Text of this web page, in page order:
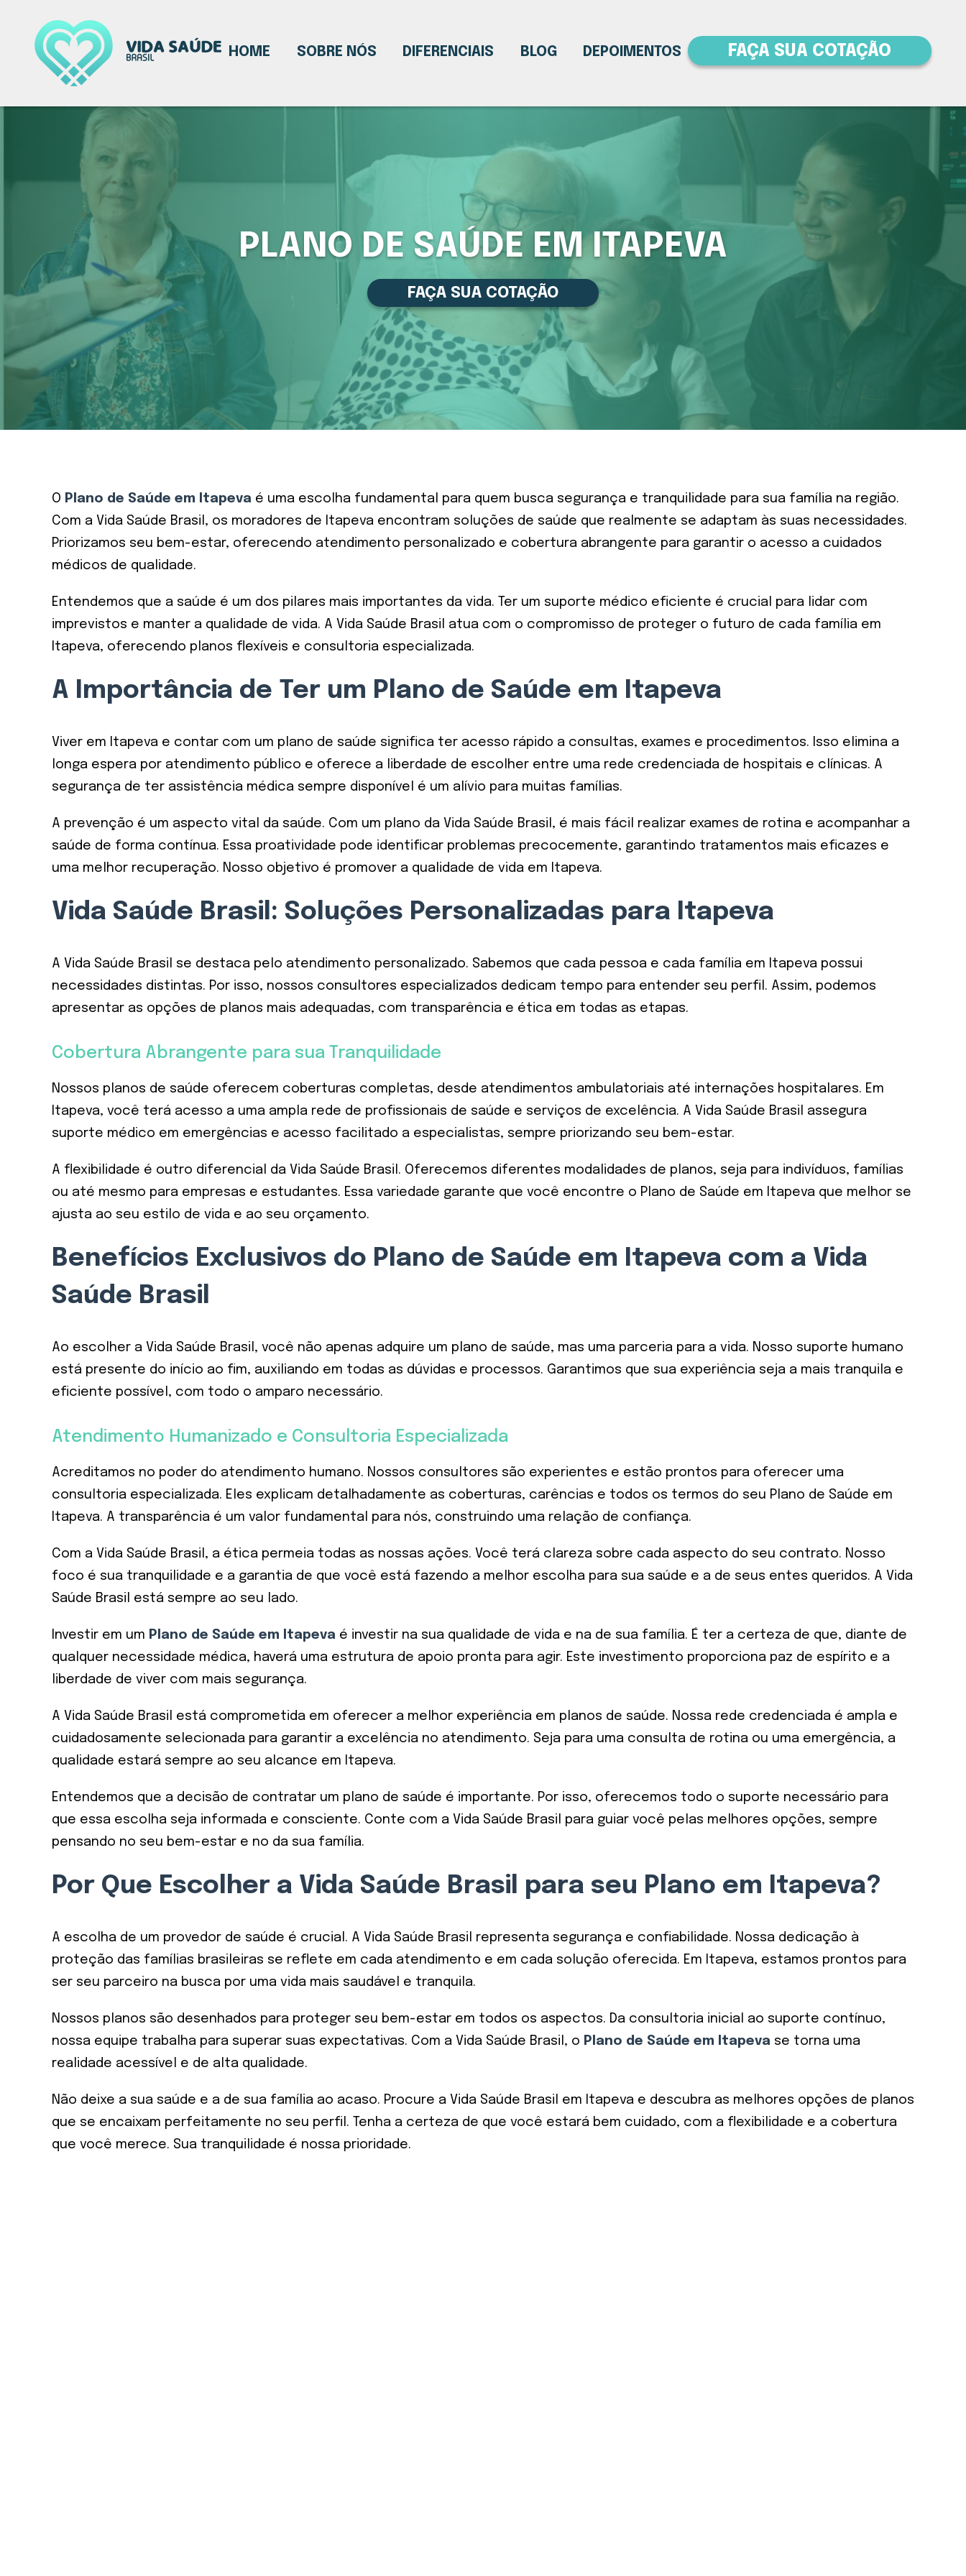
HOME SOBRE NÓS DIFERENCIAIS BLOG DEPOIMENTOS FAÇA SUA COTAÇÃO
PLANO DE SAÚDE EM ITAPEVA
FAÇA SUA COTAÇÃO
O Plano de Saúde em Itapeva é uma escolha fundamental para quem busca segurança e tranquilidade para sua família na região.
Com a Vida Saúde Brasil, os moradores de Itapeva encontram soluções de saúde que realmente se adaptam às suas necessidades.
Priorizamos seu bem-estar, oferecendo atendimento personalizado e cobertura abrangente para garantir o acesso a cuidados
médicos de qualidade.
Entendemos que a saúde é um dos pilares mais importantes da vida. Ter um suporte médico eficiente é crucial para lidar com
imprevistos e manter a qualidade de vida. A Vida Saúde Brasil atua com o compromisso de proteger o futuro de cada família em
Itapeva, oferecendo planos flexíveis e consultoria especializada.
A Importância de Ter um Plano de Saúde em Itapeva
Viver em Itapeva e contar com um plano de saúde significa ter acesso rápido a consultas, exames e procedimentos. Isso elimina a
longa espera por atendimento público e oferece a liberdade de escolher entre uma rede credenciada de hospitais e clínicas. A
segurança de ter assistência médica sempre disponível é um alívio para muitas famílias.
A prevenção é um aspecto vital da saúde. Com um plano da Vida Saúde Brasil, é mais fácil realizar exames de rotina e acompanhar a
saúde de forma contínua. Essa proatividade pode identificar problemas precocemente, garantindo tratamentos mais eficazes e
uma melhor recuperação. Nosso objetivo é promover a qualidade de vida em Itapeva.
Vida Saúde Brasil: Soluções Personalizadas para Itapeva
A Vida Saúde Brasil se destaca pelo atendimento personalizado. Sabemos que cada pessoa e cada família em Itapeva possui
necessidades distintas. Por isso, nossos consultores especializados dedicam tempo para entender seu perfil. Assim, podemos
apresentar as opções de planos mais adequadas, com transparência e ética em todas as etapas.
Cobertura Abrangente para sua Tranquilidade
Nossos planos de saúde oferecem coberturas completas, desde atendimentos ambulatoriais até internações hospitalares. Em
Itapeva, você terá acesso a uma ampla rede de profissionais de saúde e serviços de excelência. A Vida Saúde Brasil assegura
suporte médico em emergências e acesso facilitado a especialistas, sempre priorizando seu bem-estar.
A flexibilidade é outro diferencial da Vida Saúde Brasil. Oferecemos diferentes modalidades de planos, seja para indivíduos, famílias
ou até mesmo para empresas e estudantes. Essa variedade garante que você encontre o Plano de Saúde em Itapeva que melhor se
ajusta ao seu estilo de vida e ao seu orçamento.
Benefícios Exclusivos do Plano de Saúde em Itapeva com a Vida
Saúde Brasil
Ao escolher a Vida Saúde Brasil, você não apenas adquire um plano de saúde, mas uma parceria para a vida. Nosso suporte humano
está presente do início ao fim, auxiliando em todas as dúvidas e processos. Garantimos que sua experiência seja a mais tranquila e
eficiente possível, com todo o amparo necessário.
Atendimento Humanizado e Consultoria Especializada
Acreditamos no poder do atendimento humano. Nossos consultores são experientes e estão prontos para oferecer uma
consultoria especializada. Eles explicam detalhadamente as coberturas, carências e todos os termos do seu Plano de Saúde em
Itapeva. A transparência é um valor fundamental para nós, construindo uma relação de confiança.
Com a Vida Saúde Brasil, a ética permeia todas as nossas ações. Você terá clareza sobre cada aspecto do seu contrato. Nosso
foco é sua tranquilidade e a garantia de que você está fazendo a melhor escolha para sua saúde e a de seus entes queridos. A Vida
Saúde Brasil está sempre ao seu lado.
Investir em um Plano de Saúde em Itapeva é investir na sua qualidade de vida e na de sua família. É ter a certeza de que, diante de
qualquer necessidade médica, haverá uma estrutura de apoio pronta para agir. Este investimento proporciona paz de espírito e a
liberdade de viver com mais segurança.
A Vida Saúde Brasil está comprometida em oferecer a melhor experiência em planos de saúde. Nossa rede credenciada é ampla e
cuidadosamente selecionada para garantir a excelência no atendimento. Seja para uma consulta de rotina ou uma emergência, a
qualidade estará sempre ao seu alcance em Itapeva.
Entendemos que a decisão de contratar um plano de saúde é importante. Por isso, oferecemos todo o suporte necessário para
que essa escolha seja informada e consciente. Conte com a Vida Saúde Brasil para guiar você pelas melhores opções, sempre
pensando no seu bem-estar e no da sua família.
Por Que Escolher a Vida Saúde Brasil para seu Plano em Itapeva?
A escolha de um provedor de saúde é crucial. A Vida Saúde Brasil representa segurança e confiabilidade. Nossa dedicação à
proteção das famílias brasileiras se reflete em cada atendimento e em cada solução oferecida. Em Itapeva, estamos prontos para
ser seu parceiro na busca por uma vida mais saudável e tranquila.
Nossos planos são desenhados para proteger seu bem-estar em todos os aspectos. Da consultoria inicial ao suporte contínuo,
nossa equipe trabalha para superar suas expectativas. Com a Vida Saúde Brasil, o Plano de Saúde em Itapeva se torna uma
realidade acessível e de alta qualidade.
Não deixe a sua saúde e a de sua família ao acaso. Procure a Vida Saúde Brasil em Itapeva e descubra as melhores opções de planos
que se encaixam perfeitamente no seu perfil. Tenha a certeza de que você estará bem cuidado, com a flexibilidade e a cobertura
que você merece. Sua tranquilidade é nossa prioridade.